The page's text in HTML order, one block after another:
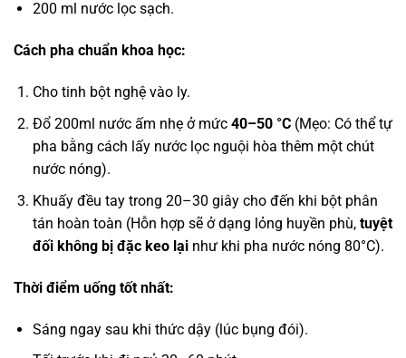
200 ml nước lọc sạch.
Cách pha chuẩn khoa học:
Cho tinh bột nghệ vào ly.
Đổ 200ml nước ấm nhẹ ở mức 40–50 °C(Mẹo: Có thể tự
pha bằng cách lấy nước lọc nguội hòa thêm một chút
nước nóng).
Khuấy đều tay trong 20–30 giây cho đến khi bột phân
tán hoàn toàn (Hỗn hợp sẽ ở dạng lỏng huyền phù, tuyệt
đối không bị đặc keo lạinhư khi pha nước nóng 80°C).
Thời điểm uống tốt nhất:
Sáng ngay sau khi thức dậy (lúc bụng đói).